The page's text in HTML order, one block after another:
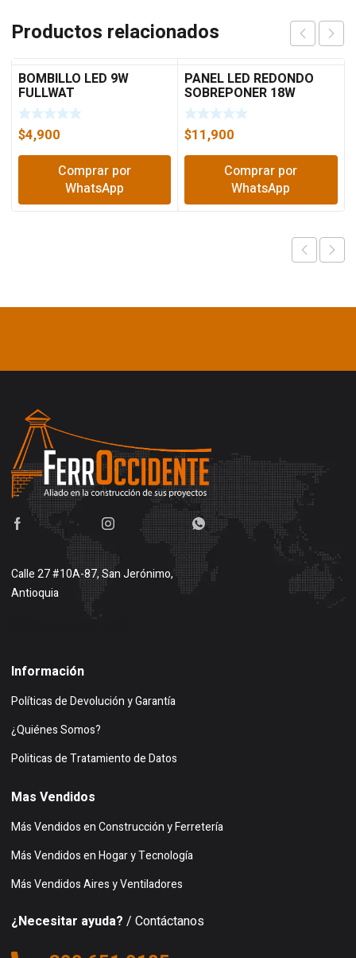
Productos relacionados
BOMBILLO LED 9W
FULLWAT
$4,900
Comprar por
WhatsApp
PANEL LED REDONDO
SOBREPONER 18W
SOLED
$11,900
Comprar por
WhatsApp
Calle 27 #10A-87, San Jerónimo,
Antioquia
Información
Políticas de Devolución y Garantía
¿Quiénes Somos?
Politicas de Tratamiento de Datos
Mas Vendidos
Más Vendidos en Construcción y Ferretería
Más Vendidos en Hogar y Tecnología
Más Vendidos Aires y Ventiladores
¿Necesitar ayuda? / Contáctanos